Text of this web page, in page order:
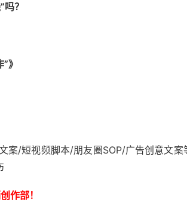
？
》
案/短视频脚本/朋友圈SOP/广告创意文案
作部！